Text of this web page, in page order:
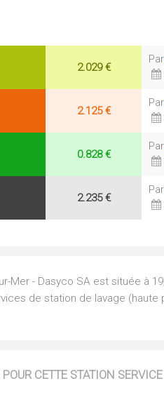
2.029 €
Par
2.125 €
Par
0.828 €
Par
2.235 €
Par
Mer - Dasyco SA est située à
de station de lavage
CETTE STATION SERVICE